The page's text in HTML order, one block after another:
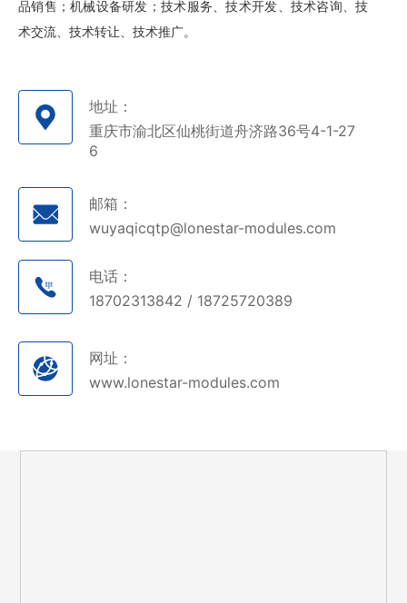
品销售；机械设备研发；技术服务、技术开发、技术咨询、技
术交流、技术转让、技术推广。
地址：
重庆市渝北区仙桃街道舟济路36号4-1-27
6
邮箱：
wuyaqicqtp@lonestar-modules.com
电话：
18702313842 / 18725720389
网址：
www.lonestar-modules.com